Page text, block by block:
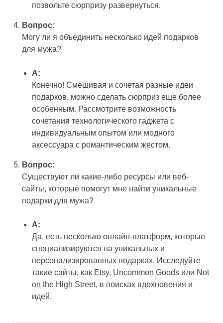
позвольте сюрпризу развернуться.
Вопрос:
Могу ли я объединить несколько идей подарков
для мужа?
А:
Конечно! Смешивая и сочетая разные идеи
подарков, можно сделать сюрприз еще более
особенным. Рассмотрите возможность
сочетания технологического гаджета с
индивидуальным опытом или модного
аксессуара с романтическим жестом.
Вопрос:
Существуют ли какие-либо ресурсы или веб-
сайты, которые помогут мне найти уникальные
подарки для мужа?
А:
Да, есть несколько онлайн-платформ, которые
специализируются на уникальных и
персонализированных подарках. Исследуйте
такие сайты, как Etsy, Uncommon Goods или Not
on the High Street, в поисках вдохновения и
идей.